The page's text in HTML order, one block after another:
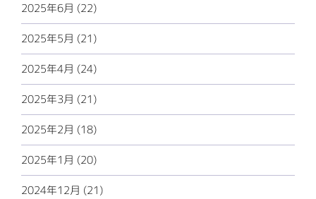
2025年6月 (22)
2025年5月 (21)
2025年4月 (24)
2025年3月 (21)
2025年2月 (18)
2025年1月 (20)
2024年12月 (21)